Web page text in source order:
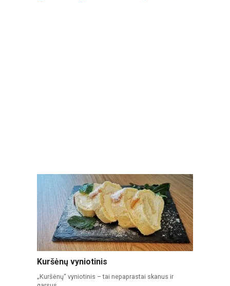
Kuršėnų vyniotinis
„Kuršėnų“ vyniotinis – tai nepaprastai skanus ir